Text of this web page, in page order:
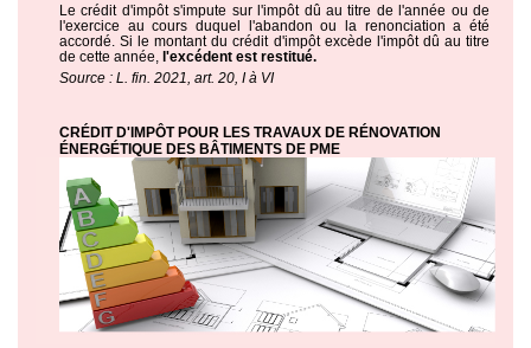
Le crédit d'impôt s'impute sur l'impôt dû au titre de l'année ou de
l'exercice au cours duquel l'abandon ou la renonciation a été
accordé. Si le montant du crédit d'impôt excède l'impôt dû au titre
de cette année, l'excédent est restitué.
Source : L. fin. 2021, art. 20, I à VI
CRÉDIT D'IMPÔT POUR LES TRAVAUX DE RÉNOVATION
ÉNERGÉTIQUE DES BÂTIMENTS DE PME